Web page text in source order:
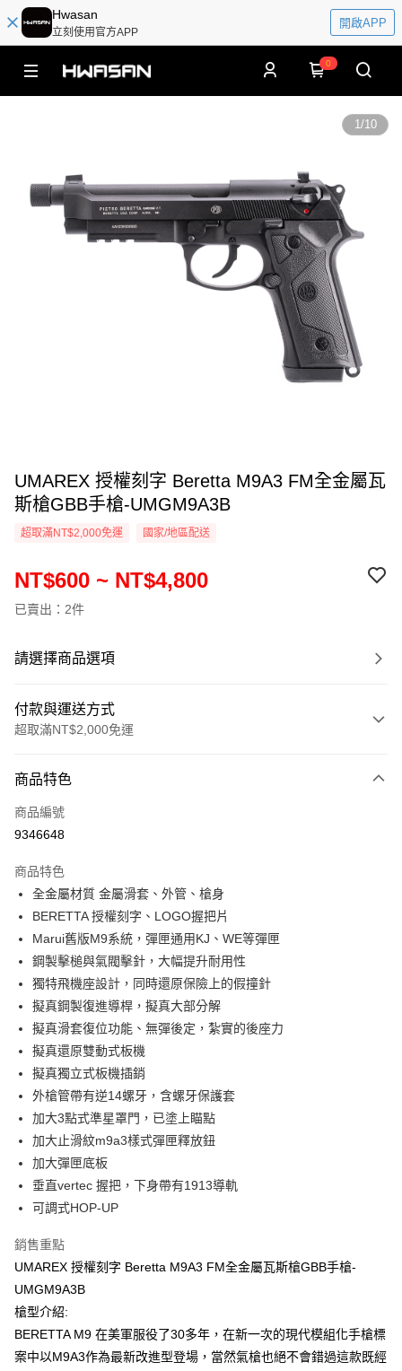
Hwasan
立刻使用官方APP
開啟APP
0
1/10
UMAREX 授權刻字 Beretta M9A3 FM全金屬瓦
斯槍GBB手槍-UMGM9A3B
超取滿NT$2,000免運 國家/地區配送
NT$600 ~ NT$4,800
已賣出：2件
請選擇商品選項
付款與運送方式
超取滿NT$2,000免運
信用卡一次付款
信用卡分期付款
合作金庫商業銀行
華南商業銀行
彰化商業銀行
上海商業儲蓄銀行
台北富邦商業銀行
國泰世華商業銀行
兆豐國際商業銀行
臺灣中小企業銀行
台中商業銀行
匯豐（台灣）商業銀行
華泰商業銀行
聯邦商業銀行
遠東國際商業銀行
元大商業銀行
永豐商業銀行
玉山商業銀行
星展（台灣）商業銀行
台新國際商業銀行
台灣樂天信用卡公司
超商取貨付款
LINE Pay
Apple Pay
街口支付
AFTEE先享後付
相關說明
【關於「AFTEE先享後付」】
AFTEE先享後付是「在收到商品之後才付款」的支付方式。 讓您購物簡單
便利好安心！
１．簡單：不需註冊會員、不需綁卡、不需儲值。
２．便利：只要手機號碼，簡訊認證，即可結帳。
【「AFTEE先享後付」結帳流程】
結帳頁面，進行簡訊認證並確認金額後，即可完成結帳。
３．收到繳費通知簡訊後14天內，點擊此簡訊中的連結，可透過四大超商／
ATM／網路銀行／等多元方式進行付款，方視為交易完成。
※ 請注意：結帳手續完成當下不需立刻繳費，但若您需要取消訂單，請聯絡
購買商品的店家。未經商家同意取消之訂單仍視為有效，需透過AFTEE先享
後付繳納相關費用。
※ 交易是否成功請以「AFTEE先享後付 」之結帳頁面顯示為準，若有關於
貨到付款
運送方式
全家取貨付款
每筆NT$60，滿NT$2,000(含以上)免運費
7-11取貨付款
每筆NT$60，滿NT$2,000(含以上)免運費
7-11取貨(快速到店)
每筆NT$60，滿NT$2,000(含以上)免運費
商品特色
商品編號
9346648
商品特色
全金屬材質 金屬滑套、外管、槍身
BERETTA 授權刻字、LOGO握把片
Marui舊版M9系統，彈匣通用KJ、WE等彈匣
鋼製擊槌與氣閥擊針，大幅提升耐用性
獨特飛機座設計，同時還原保險上的假撞針
擬真鋼製復進導桿，擬真大部分解
擬真滑套復位功能、無彈後定，紮實的後座力
擬真還原雙動式板機
擬真獨立式板機插銷
外槍管帶有逆14螺牙，含螺牙保護套
加大3點式準星罩門，已塗上瞄點
加大止滑紋m9a3樣式彈匣釋放鈕
加大彈匣底板
垂直vertec 握把，下身帶有1913導軌
可調式HOP-UP
銷售重點
UMAREX 授權刻字 Beretta M9A3 FM全金屬瓦斯槍GBB手槍-
UMGM9A3B
槍型介紹:
BERETTA M9 在美軍服役了30多年，在新一次的現代模組化手槍標
案中以M9A3作為最新改進型登場，當然氣槍也絕不會錯過這款既經